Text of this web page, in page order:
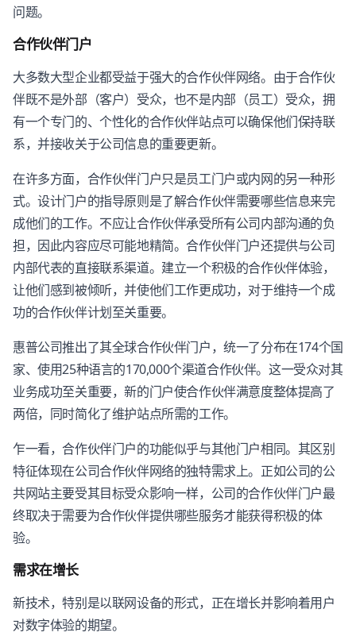
问题。
合作伙伴门户
大多数大型企业都受益于强大的合作伙伴网络。由于合作伙
伴既不是外部（客户）受众，也不是内部（员工）受众，拥
有一个专门的、个性化的合作伙伴站点可以确保他们保持联
系，并接收关于公司信息的重要更新。
在许多方面，合作伙伴门户只是员工门户或内网的另一种形
式。设计门户的指导原则是了解合作伙伴需要哪些信息来完
成他们的工作。不应让合作伙伴承受所有公司内部沟通的负
担，因此内容应尽可能地精简。合作伙伴门户还提供与公司
内部代表的直接联系渠道。建立一个积极的合作伙伴体验，
让他们感到被倾听，并使他们工作更成功，对于维持一个成
功的合作伙伴计划至关重要。
惠普公司推出了其全球合作伙伴门户，统一了分布在174个国
家、使用25种语言的170,000个渠道合作伙伴。这一受众对其
业务成功至关重要，新的门户使合作伙伴满意度整体提高了
两倍，同时简化了维护站点所需的工作。
乍一看，合作伙伴门户的功能似乎与其他门户相同。其区别
特征体现在公司合作伙伴网络的独特需求上。正如公司的公
共网站主要受其目标受众影响一样，公司的合作伙伴门户最
终取决于需要为合作伙伴提供哪些服务才能获得积极的体
验。
需求在增长
新技术，特别是以联网设备的形式，正在增长并影响着用户
对数字体验的期望。